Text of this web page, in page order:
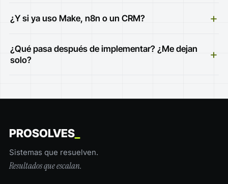
¿Y si ya uso Make, n8n o un CRM? +
¿Qué pasa después de implementar? ¿Me dejan
solo?
+
PROSOLVES
Sistemas que resuelven.
Resultados que escalan.